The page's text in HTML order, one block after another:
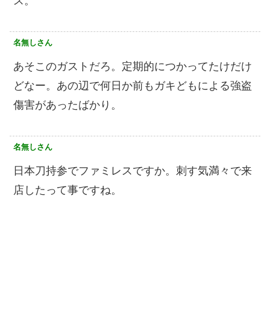
名無しさん
あそこのガストだろ。定期的につかってたけだけ
どなー。あの辺で何日か前もガキどもによる強盗
傷害があったばかり。
名無しさん
日本刀持参でファミレスですか。刺す気満々で来
店したって事ですね。